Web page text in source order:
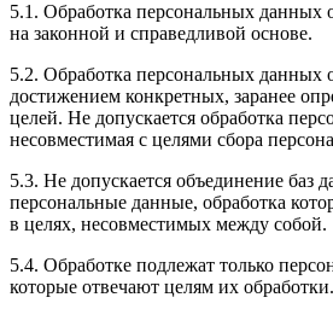
5.1. Обработка персональных данных
на законной и справедливой основе.
5.2. Обработка персональных данных
достижением конкретных, заранее
целей. Не допускается обработка
несовместимая с целями сбора
5.3. Не допускается объединение баз
персональные данные, обработка
в целях, несовместимых между собой.
5.4. Обработке подлежат только
которые отвечают целям их обработки.